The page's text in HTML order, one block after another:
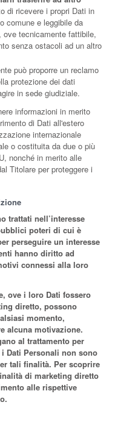
di ricevere i propri Dati in
comune e leggibile da
tecnicamente fattibile,
senza ostacoli ad un altro
può proporre un reclamo
protezione dei dati
in sede giudiziale.
informazioni in merito
di Dati all'estero
internazionale
o costituita da due o più
nonché in merito alle
Titolare per proteggere i
trattati nell’interesse
poteri di cui è
perseguire un interesse
hanno diritto ad
connessi alla loro
ove i loro Dati fossero
diretto, possono
momento,
alcuna motivazione.
al trattamento per
Dati Personali non sono
tali finalità. Per scoprire
di marketing diretto
alle rispettive